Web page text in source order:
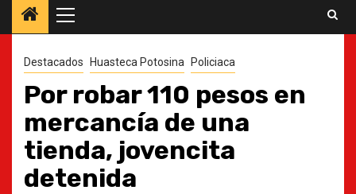
principal
Destacados Huasteca Potosina Policiaca
Por robar 110 pesos en
mercancía de una
tienda, jovencita
detenida